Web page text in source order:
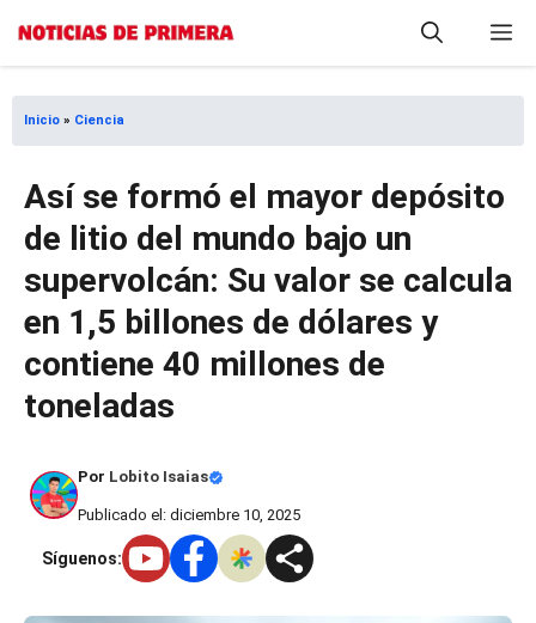
Saltar
contenido
Inicio » Ciencia
Así se formó el mayor depósito
de litio del mundo bajo un
supervolcán: Su valor se calcula
en 1,5 billones de dólares y
contiene 40 millones de
toneladas
Por Lobito Isaias
Publicado el: diciembre 10, 2025
Síguenos: